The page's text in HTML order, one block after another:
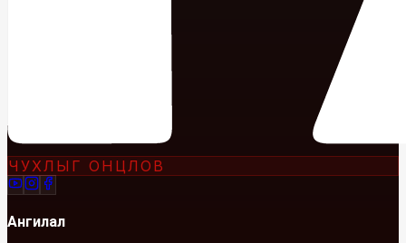
ЧУХЛЫГ ОНЦЛОВ
Ангилал